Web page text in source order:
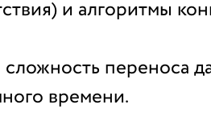
и алгоритмы
переноса
времени.